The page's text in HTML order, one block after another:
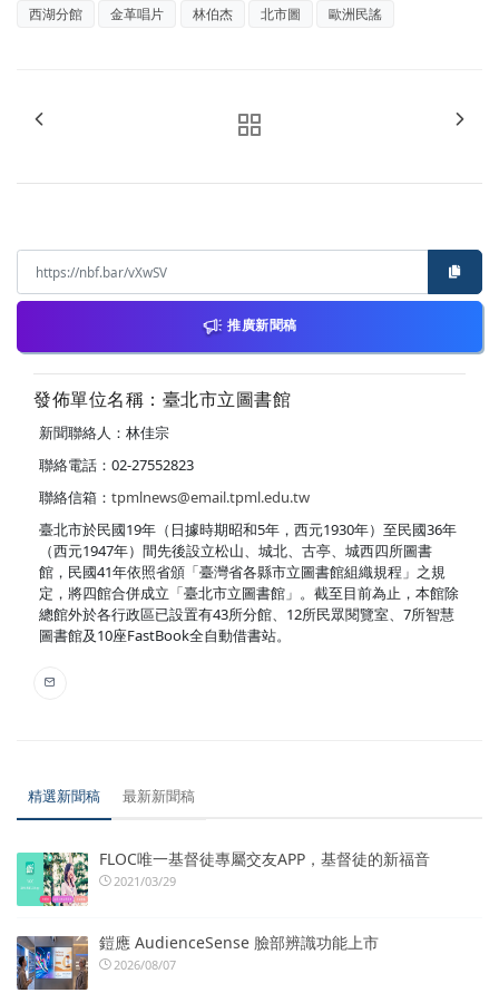
西湖分館 金革唱片 林伯杰 北市圖 歐洲民謠
推廣新聞稿
發佈單位名稱：臺北市立圖書館
新聞聯絡人：林佳宗
聯絡電話：02-27552823
聯絡信箱： tpmlnews@email.tpml.edu.tw
臺北市於民國19年（日據時期昭和5年，西元1930年）至民國36年
（西元1947年）間先後設立松山、城北、古亭、城西四所圖書
館，民國41年依照省頒「臺灣省各縣市立圖書館組織規程」之規
定，將四館合併成立「臺北市立圖書館」。截至目前為止，本館除
總館外於各行政區已設置有43所分館、12所民眾閱覽室、7所智慧
圖書館及10座FastBook全自動借書站。
精選新聞稿 最新新聞稿
FLOC唯一基督徒專屬交友APP，基督徒的新福音
2021/03/29
鎧應 AudienceSense 臉部辨識功能上市
2026/08/07